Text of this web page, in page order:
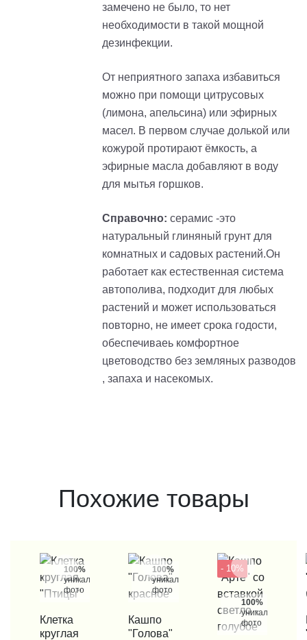
замечено не было, то нет
необходимости в такой мощной
дезинфекции.
От неприятного запаха избавиться
можно при помощи цитрусовых
(лимона, апельсина) или эфирных
масел. В первом случае долькой или
кожурой протирают ёмкость, а
эфирные масла добавляют в воду
для мытья горшков.
Справочно: серамис -это
натуральный глиняный грунт для
комнатных и садовых растений.Он
работает как естественная система
автополива, подходит для любых
растений и может использоваться
повторно, не имеет срока годости,
обеспечиваеь комфортное
цветоводство без земляных разводов
, запаха и насекомых.
Похожие товары
100%
уникальные
фото
КУПИТЬ В 1 КЛИК
Клетка
круглая
100%
уникальные
фото
КУПИТЬ В 1 КЛИК
Кашпо
"Голова"
- 10%
100%
уникальные
фото